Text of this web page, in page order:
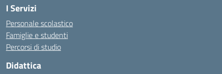
I Servizi
Personale scolastico
Famiglie e studenti
Percorsi di studio
Didattica